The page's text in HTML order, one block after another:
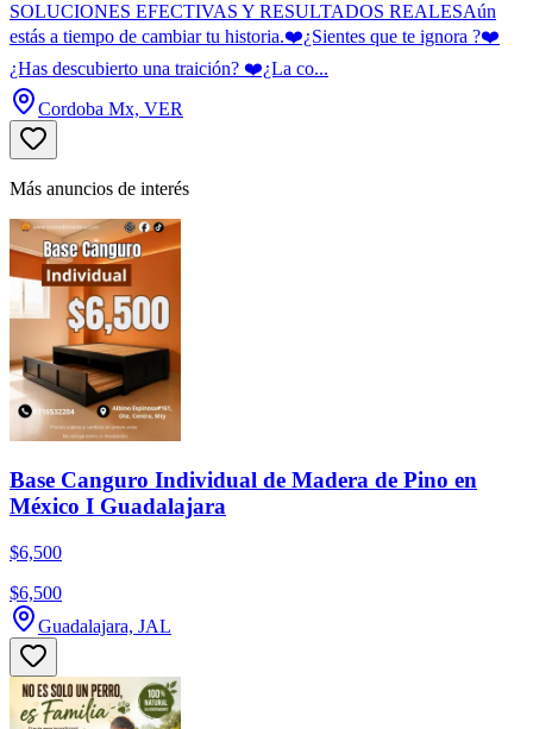
SOLUCIONES EFECTIVAS Y RESULTADOS REALESAún
estás a tiempo de cambiar tu historia.❤️¿Sientes que te ignora ?❤️
¿Has descubierto una traición? ❤️¿La co...
Cordoba Mx, VER
Más anuncios de interés
Base Canguro Individual de Madera de Pino en
México I Guadalajara
$6,500
$6,500
Guadalajara, JAL